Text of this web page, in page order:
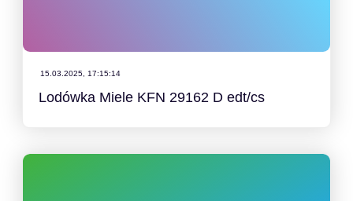
15.03.2025, 17:15:14
Lodówka Miele KFN 29162 D edt/cs